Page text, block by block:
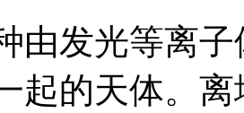
由发光等离
起的天体。